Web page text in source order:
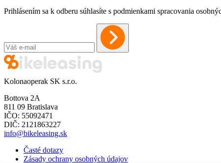
Prihlásením sa k odberu súhlasíte s podmienkami spracovania
Kolonaoperak SK s.r.o.
Bottova 2A
811 09 Bratislava
IČO: 55092471
DIČ: 2121863227
info@bikeleasing.sk
Časté dotazy
Zásady ochrany osobných údajov